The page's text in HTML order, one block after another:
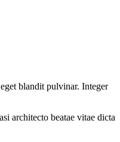
blandit pulvinar. Integer
architecto beatae vitae dicta